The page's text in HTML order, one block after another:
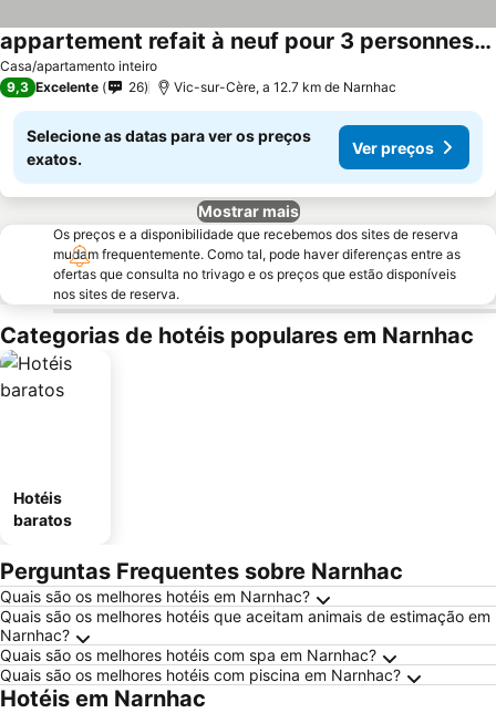
Casa/apartamento inteiro
appartement refait à neuf pour 3 personnes avec wi-fi
Ver preços
9,3 Excelente 26 Vic-sur-Cère, a 12.7 km de Narnhac
Selecione as datas para ver os preços
exatos.
Ver preços
Mostrar mais
Os preços e a disponibilidade que recebemos dos sites de reserva
mudam frequentemente. Como tal, pode haver diferenças entre as
ofertas que consulta no trivago e os preços que estão disponíveis
nos sites de reserva.
Categorias de hotéis populares em Narnhac
Hotéis
baratos
Perguntas Frequentes sobre Narnhac
Quais são os melhores hotéis em Narnhac?
Quais são os melhores hotéis que aceitam animais de estimação em
Narnhac?
Quais são os melhores hotéis com spa em Narnhac?
Quais são os melhores hotéis com piscina em Narnhac?
Hotéis em Narnhac